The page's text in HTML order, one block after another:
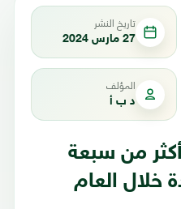
تاريخ النشر
27 مارس 2024
المؤلف
د ب أ
من سبعة
خلال العام